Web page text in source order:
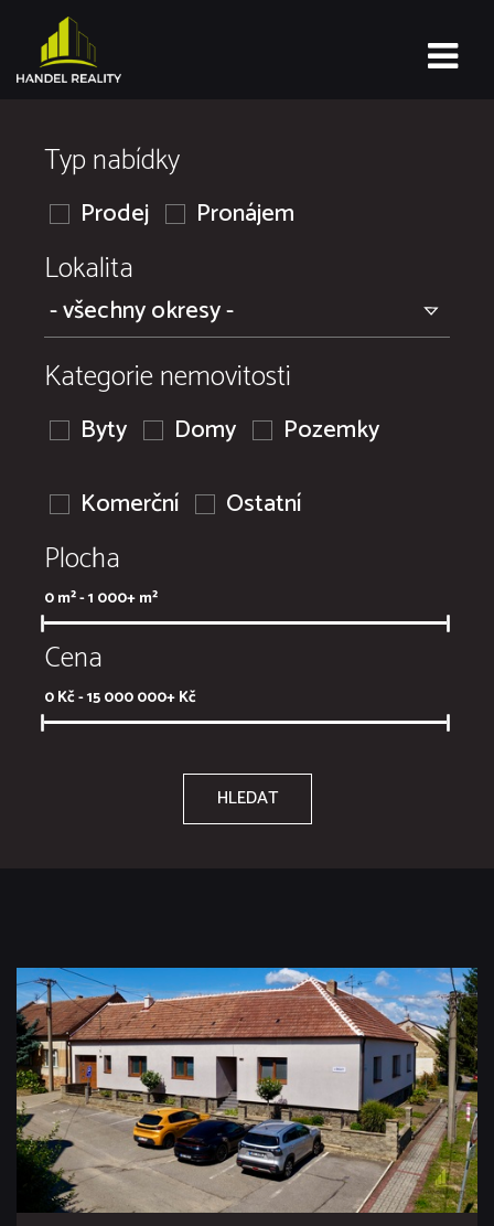
Typ nabídky
Prodej Pronájem
Lokalita
Kategorie nemovitosti
Byty Domy
Pozemky
Komerční
Ostatní
Plocha
0m² -1 000+m²
Cena
0Kč -15 000 000+Kč
HLEDAT